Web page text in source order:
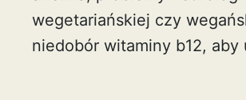
wegetariańskiej czy
niedobór witaminy b12, aby